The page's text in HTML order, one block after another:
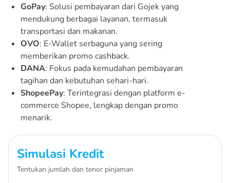
GoPay: Solusi pembayaran dari Gojek yang
mendukung berbagai layanan, termasuk
transportasi dan makanan.
OVO: E-Wallet serbaguna yang sering
memberikan promo cashback.
DANA: Fokus pada kemudahan pembayaran
tagihan dan kebutuhan sehari-hari.
ShopeePay: Terintegrasi dengan platform e-
commerce Shopee, lengkap dengan promo
menarik.
Simulasi Kredit
Tentukan jumlah dan tenor pinjaman